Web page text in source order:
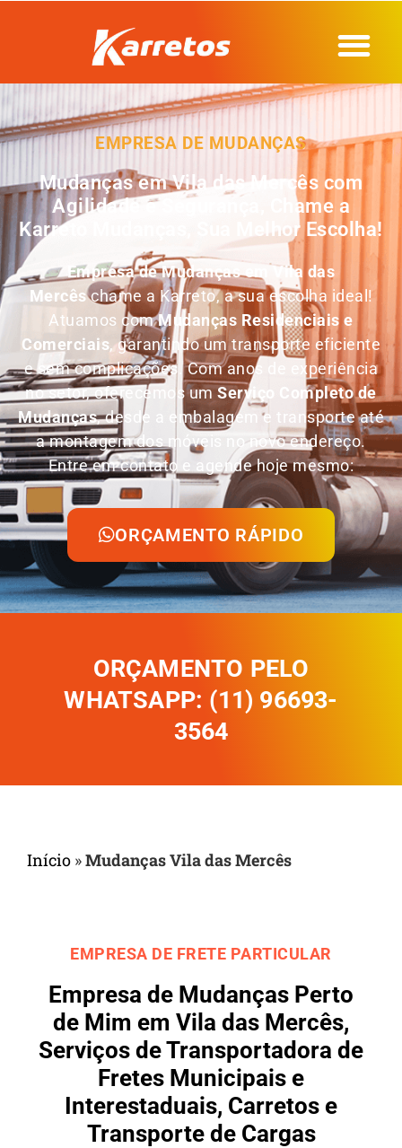
EMPRESA DE MUDANÇAS
Mudanças em Vila das Mercês com
Agilidade e Segurança, Chame a
Karreto Mudanças, Sua Melhor Escolha!
Empresa de Mudanças emVila das
Mercêschame a Karreto, a sua escolha ideal!
Atuamos comMudanças Residenciais e
Comerciais, garantindo um transporte eficiente
e sem complicações. Com anos de experiência
no setor, oferecemos umServiço Completo de
Mudanças, desde a embalagem e transporte até
a montagem dos móveis no novo endereço.
Entre em contato e agende hoje mesmo:
ORÇAMENTO RÁPIDO
ORÇAMENTO PELO
WHATSAPP: (11) 96693-
3564
Início »Mudanças Vila das Mercês
EMPRESA DE FRETE PARTICULAR
Empresa de Mudanças Perto
de Mim em Vila das Mercês,
Serviços de Transportadora de
Fretes Municipais e
Interestaduais, Carretos e
Transporte de Cargas